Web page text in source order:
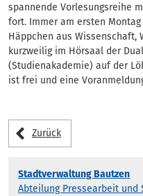
spannende Vorlesungsreihe
fort. Immer am ersten
Häppchen aus
kurzweilig im Hörsaal der
(Studienakademie) auf der
ist frei und eine
Zurück
Stadtverwaltung Bautzen
Abteilung Pressearbeit und